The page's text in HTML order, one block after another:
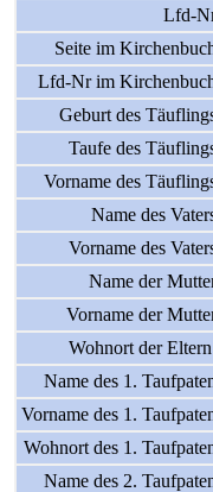
Lfd-
Seite im
Lfd-Nr im
Geburt des
Taufe des
Vorname des
Name des
Vorname des
Name der
Vorname der
Wohnort der
Name des 1.
Vorname des 1.
Wohnort des 1.
Name des 2.